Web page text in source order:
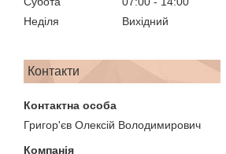
Неділя
Вихідний
Контакти
Григор'єв Олексій Володимирович